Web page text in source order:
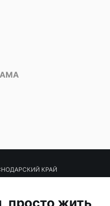
КРАЙ
просто жить